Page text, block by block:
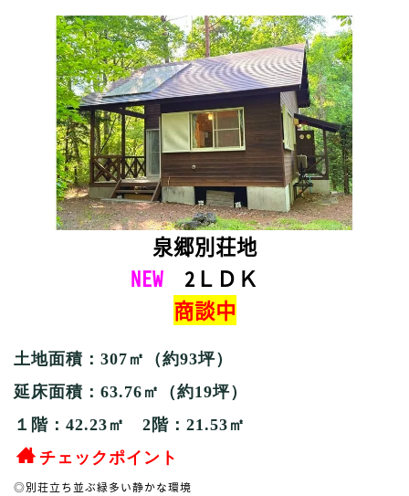
泉郷別荘地
NEW2ＬＤＫ
商談中
土地面積：307 ㎡（約93坪）
延床面積：63.76㎡（約19坪）
１階：42.23㎡ 2階：21.53㎡
チェックポイント
◎別荘立ち並ぶ緑多い静かな環境